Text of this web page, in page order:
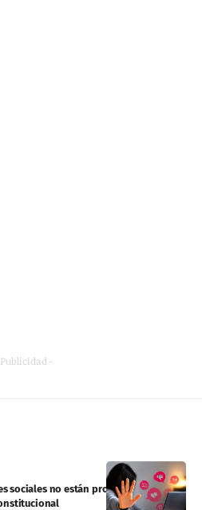
-
sociales no están protegidos por la